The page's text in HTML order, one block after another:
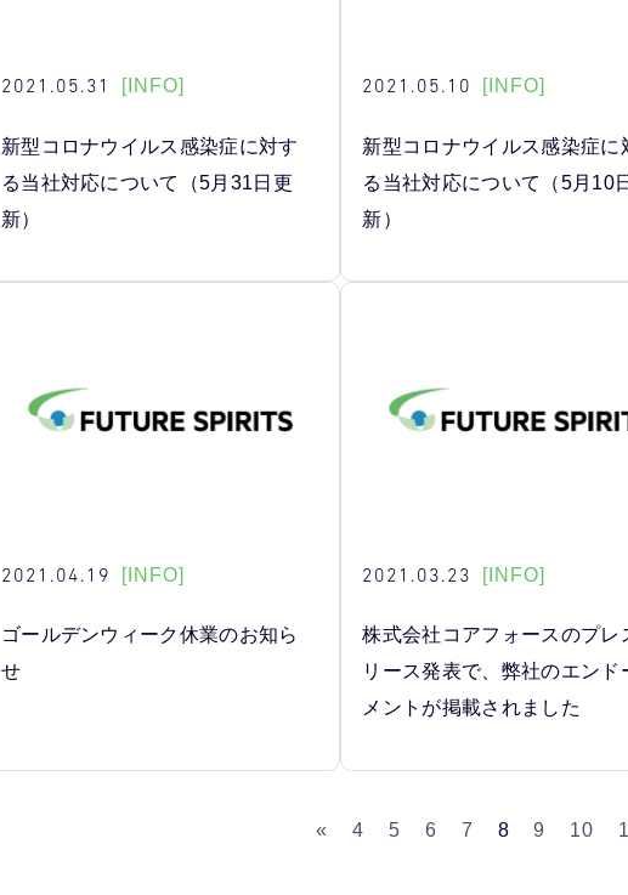
2021.05.31 [INFO]
新型コロナウイルス感染症に対す
る当社対応について（5月31日更
新）
2021.05.10 [INFO]
新型コロナウイルス感染症に
る当社対応について（5月10
新）
2021.04.19 [INFO]
ゴールデンウィーク休業のお知ら
せ
2021.03.23 [INFO]
株式会社コアフォースのプレ
リース発表で、弊社のエンド
メントが掲載されました
« 4 5 6 7 8 9 10